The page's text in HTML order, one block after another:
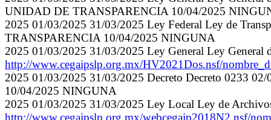
UNIDAD DE TRANSPARENCIA 10/04/2025
2025 01/03/2025 31/03/2025 Ley Federal Ley de
TRANSPARENCIA 10/04/2025 NINGUNA
2025 01/03/2025 31/03/2025 Ley General Ley General
http://www.cegaipslp.org.mx/HV2021Dos.nsf/
2025 01/03/2025 31/03/2025 Decreto Decreto 0233
10/04/2025 NINGUNA
2025 01/03/2025 31/03/2025 Ley Local Ley de
http://www.cegaipslp.org.mx/webcegaip2018N2.nsf/